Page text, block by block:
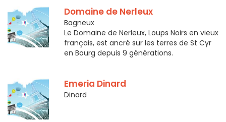
Domaine de Nerleux
Bagneux
Le Domaine de Nerleux, Loups Noirs en vieux
français, est ancré sur les terres de St Cyr
en Bourg depuis 9 générations.
Emeria Dinard
Dinard